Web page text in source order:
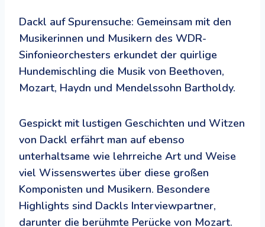
Dackl auf Spurensuche: Gemeinsam mit den
Musikerinnen und Musikern des WDR-
Sinfonieorchesters erkundet der quirlige
Hundemischling die Musik von Beethoven,
Mozart, Haydn und Mendelssohn Bartholdy.
Gespickt mit lustigen Geschichten und Witzen
von Dackl erfährt man auf ebenso
unterhaltsame wie lehrreiche Art und Weise
viel Wissenswertes über diese großen
Komponisten und Musikern. Besondere
Highlights sind Dackls Interviewpartner,
darunter die berühmte Perücke von Mozart.